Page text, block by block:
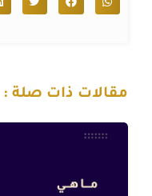
مقالات ذات صلة :